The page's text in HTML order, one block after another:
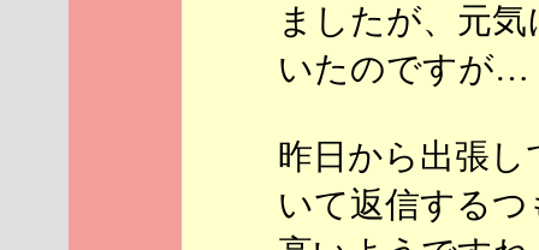
ましたが、元
いたのですが…
昨日から出張
いて返信する